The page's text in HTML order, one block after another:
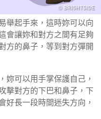
舉起手來，這時妳可以向
會讓妳和對方之間有足夠
方的鼻子，等到對方彈開
妳可以用手掌保護自己，
擊對方的下巴和鼻子，下
好長一段時間迷失方向，